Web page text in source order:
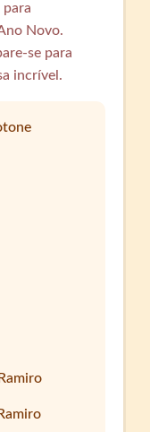
para
Novo.
se para
incrível.